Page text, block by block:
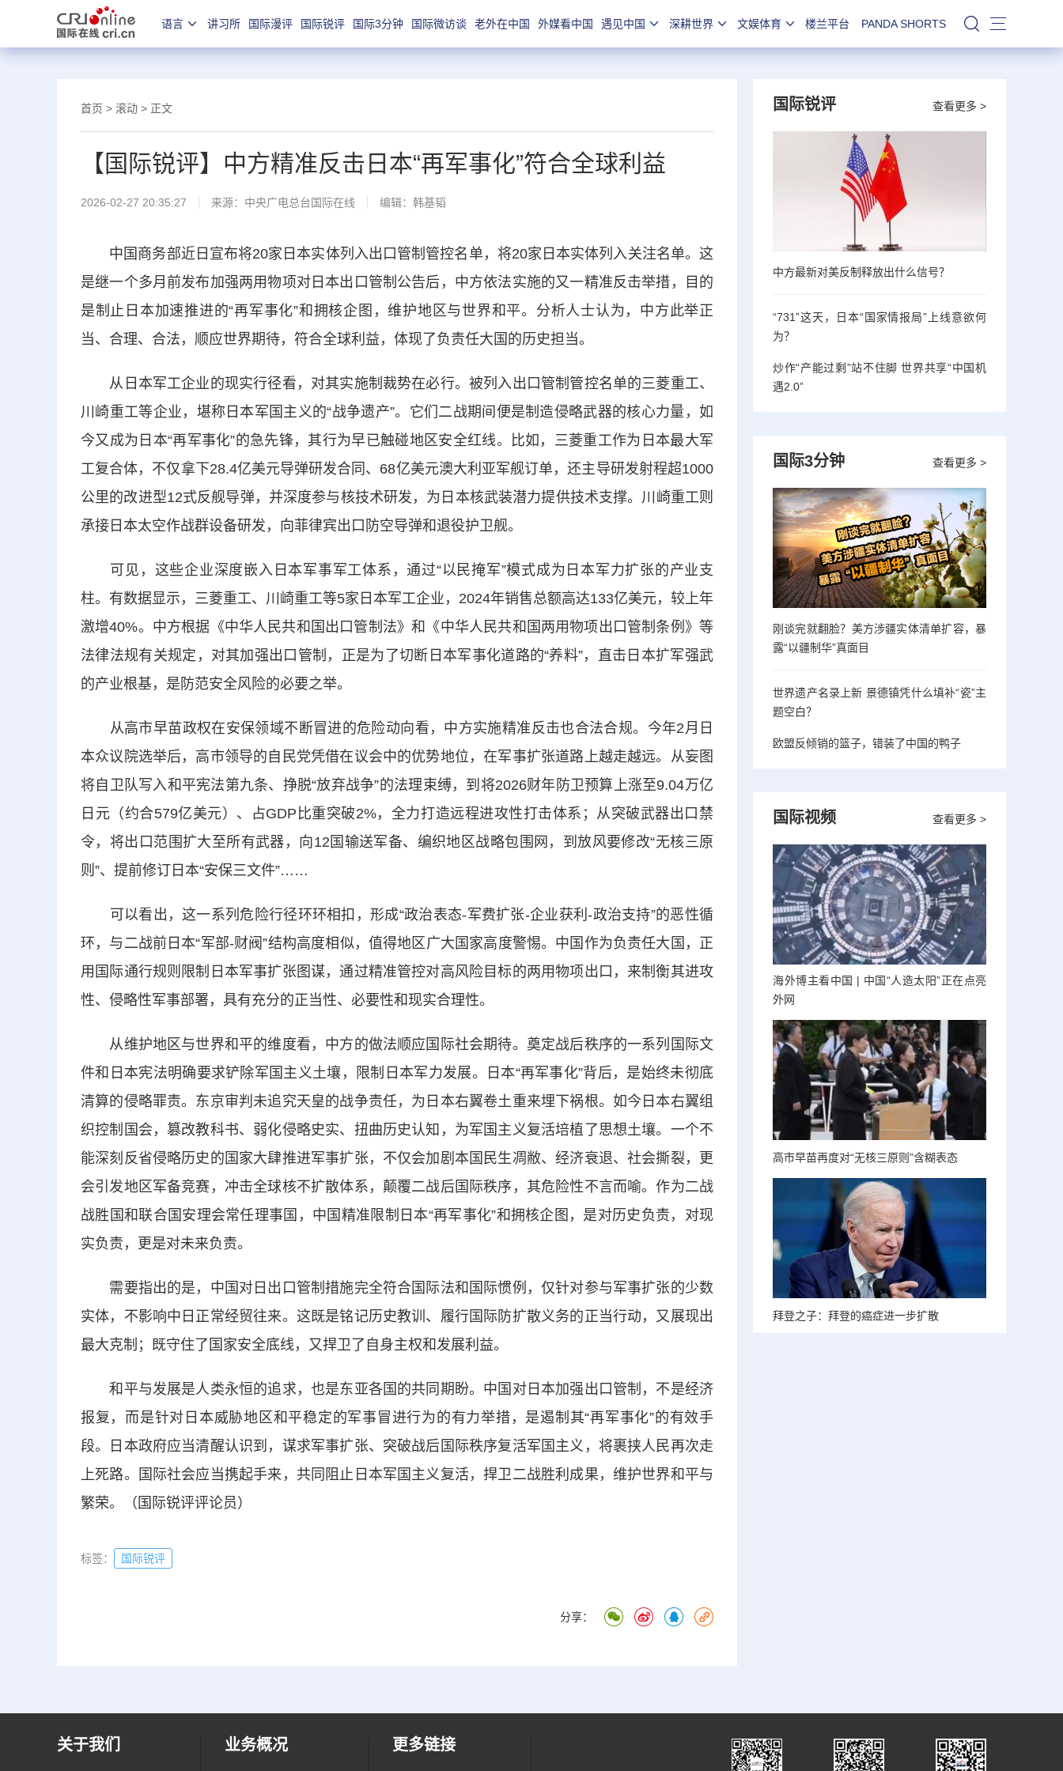
语言 讲习所 国际漫评 国际锐评 国际3分钟 国际微访谈 老外在中国 外媒看中国 遇见中国 深耕世界 文娱体育 楼兰平台 PANDA SHORTS 站内搜索
首页 > 滚动 > 正文
【国际锐评】中方精准反击日本“再军事化”符合全球利益
2026-02-27 20:35:27 来源：中央广电总台国际在线 编辑：韩基韬
中国商务部近日宣布将20家日本实体列入出口管制管控名单，将20家日本实体列入关注名单。这
是继一个多月前发布加强两用物项对日本出口管制公告后，中方依法实施的又一精准反击举措，目的
是制止日本加速推进的“再军事化”和拥核企图，维护地区与世界和平。分析人士认为，中方此举正
当、合理、合法，顺应世界期待，符合全球利益，体现了负责任大国的历史担当。
从日本军工企业的现实行径看，对其实施制裁势在必行。被列入出口管制管控名单的三菱重工、
川崎重工等企业，堪称日本军国主义的“战争遗产”。它们二战期间便是制造侵略武器的核心力量，如
今又成为日本“再军事化”的急先锋，其行为早已触碰地区安全红线。比如，三菱重工作为日本最大军
工复合体，不仅拿下28.4亿美元导弹研发合同、68亿美元澳大利亚军舰订单，还主导研发射程超1000
公里的改进型12式反舰导弹，并深度参与核技术研发，为日本核武装潜力提供技术支撑。川崎重工则
承接日本太空作战群设备研发，向菲律宾出口防空导弹和退役护卫舰。
可见，这些企业深度嵌入日本军事军工体系，通过“以民掩军”模式成为日本军力扩张的产业支
柱。有数据显示，三菱重工、川崎重工等5家日本军工企业，2024年销售总额高达133亿美元，较上年
激增40%。中方根据《中华人民共和国出口管制法》和《中华人民共和国两用物项出口管制条例》等
法律法规有关规定，对其加强出口管制，正是为了切断日本军事化道路的“养料”，直击日本扩军强武
的产业根基，是防范安全风险的必要之举。
从高市早苗政权在安保领域不断冒进的危险动向看，中方实施精准反击也合法合规。今年2月日
本众议院选举后，高市领导的自民党凭借在议会中的优势地位，在军事扩张道路上越走越远。从妄图
将自卫队写入和平宪法第九条、挣脱“放弃战争”的法理束缚，到将2026财年防卫预算上涨至9.04万亿
日元（约合579亿美元）、占GDP比重突破2%，全力打造远程进攻性打击体系；从突破武器出口禁
令，将出口范围扩大至所有武器，向12国输送军备、编织地区战略包围网，到放风要修改“无核三原
则”、提前修订日本“安保三文件”……
可以看出，这一系列危险行径环环相扣，形成“政治表态-军费扩张-企业获利-政治支持”的恶性循
环，与二战前日本“军部-财阀”结构高度相似，值得地区广大国家高度警惕。中国作为负责任大国，正
用国际通行规则限制日本军事扩张图谋，通过精准管控对高风险目标的两用物项出口，来制衡其进攻
性、侵略性军事部署，具有充分的正当性、必要性和现实合理性。
从维护地区与世界和平的维度看，中方的做法顺应国际社会期待。奠定战后秩序的一系列国际文
件和日本宪法明确要求铲除军国主义土壤，限制日本军力发展。日本“再军事化”背后，是始终未彻底
清算的侵略罪责。东京审判未追究天皇的战争责任，为日本右翼卷土重来埋下祸根。如今日本右翼组
织控制国会，篡改教科书、弱化侵略史实、扭曲历史认知，为军国主义复活培植了思想土壤。一个不
能深刻反省侵略历史的国家大肆推进军事扩张，不仅会加剧本国民生凋敝、经济衰退、社会撕裂，更
会引发地区军备竞赛，冲击全球核不扩散体系，颠覆二战后国际秩序，其危险性不言而喻。作为二战
战胜国和联合国安理会常任理事国，中国精准限制日本“再军事化”和拥核企图，是对历史负责，对现
实负责，更是对未来负责。
需要指出的是，中国对日出口管制措施完全符合国际法和国际惯例，仅针对参与军事扩张的少数
实体，不影响中日正常经贸往来。这既是铭记历史教训、履行国际防扩散义务的正当行动，又展现出
最大克制；既守住了国家安全底线，又捍卫了自身主权和发展利益。
和平与发展是人类永恒的追求，也是东亚各国的共同期盼。中国对日本加强出口管制，不是经济
报复，而是针对日本威胁地区和平稳定的军事冒进行为的有力举措，是遏制其“再军事化”的有效手
段。日本政府应当清醒认识到，谋求军事扩张、突破战后国际秩序复活军国主义，将裹挟人民再次走
上死路。国际社会应当携起手来，共同阻止日本军国主义复活，捍卫二战胜利成果，维护世界和平与
繁荣。（国际锐评评论员）
标签： 国际锐评
分享：
查看更多 >
国际锐评
中方最新对美反制释放出什么信号？
“731”这天，日本“国家情报局”上线意欲何
为？
炒作“产能过剩”站不住脚 世界共享“中国机
遇2.0”
查看更多 >
国际3分钟
刚谈完就翻脸？美方涉疆实体清单扩容，暴
露“以疆制华”真面目
世界遗产名录上新 景德镇凭什么填补“瓷”主
题空白？
欧盟反倾销的篮子，错装了中国的鸭子
查看更多 >
国际视频
海外博主看中国 | 中国“人造太阳”正在点亮
外网
高市早苗再度对“无核三原则”含糊表态
拜登之子：拜登的癌症进一步扩散
关于我们 业务概况 更多链接